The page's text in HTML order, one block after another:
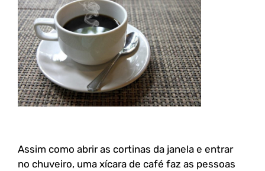
Assim como abrir as cortinas da janela e entrar
no chuveiro, uma xícara de café faz as pessoas